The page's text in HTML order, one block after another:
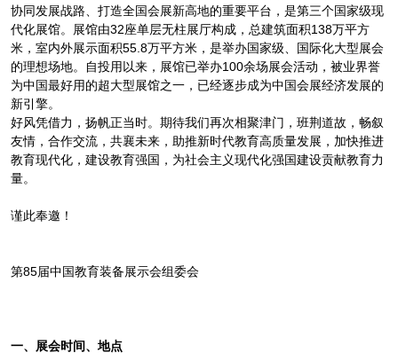
协同发展战路、打造全国会展新高地的重要平台，是第三个国家级现
代化展馆。展馆由32座单层无柱展厅构成，总建筑面积138万平方
米，室内外展示面积55.8万平方米，是举办国家级、国际化大型展会
的理想场地。自投用以来，展馆已举办100余场展会活动，被业界誉
为中国最好用的超大型展馆之一，已经逐步成为中国会展经济发展的
新引擎。
好风凭借力，扬帆正当时。期待我们再次相聚津门，班荆道故，畅叙
友情，合作交流，共襄未来，助推新时代教育高质量发展，加快推进
教育现代化，建设教育强国，为社会主义现代化强国建设贡献教育力
量。
谨此奉邀！
第85届中国教育装备展示会组委会
一、展会时间、地点